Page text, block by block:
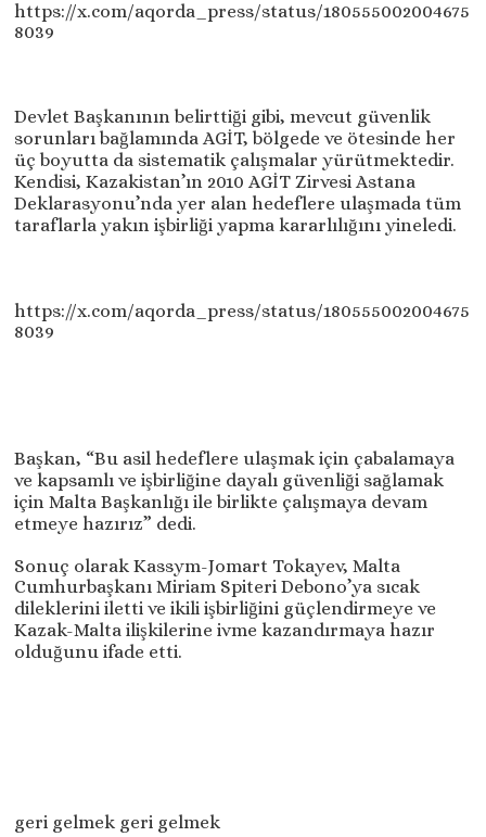
https://x.com/aqorda_press/status/180555002004675
8039
Devlet Başkanının belirttiği gibi, mevcut güvenlik
sorunları bağlamında AGİT, bölgede ve ötesinde her
üç boyutta da sistematik çalışmalar yürütmektedir.
Kendisi, Kazakistan’ın 2010 AGİT Zirvesi Astana
Deklarasyonu’nda yer alan hedeflere ulaşmada tüm
taraflarla yakın işbirliği yapma kararlılığını yineledi.
https://x.com/aqorda_press/status/180555002004675
8039
Başkan, “Bu asil hedeflere ulaşmak için çabalamaya
ve kapsamlı ve işbirliğine dayalı güvenliği sağlamak
için Malta Başkanlığı ile birlikte çalışmaya devam
etmeye hazırız” dedi.
Sonuç olarak Kassym-Jomart Tokayev, Malta
Cumhurbaşkanı Miriam Spiteri Debono’ya sıcak
dileklerini iletti ve ikili işbirliğini güçlendirmeye ve
Kazak-Malta ilişkilerine ivme kazandırmaya hazır
olduğunu ifade etti.
geri gelmek geri gelmek